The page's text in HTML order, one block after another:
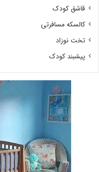
قاشق کودک
کالسکه مسافرتی
تخت نوزاد
پیشبند کودک